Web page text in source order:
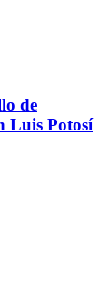
de
Luis Potosí